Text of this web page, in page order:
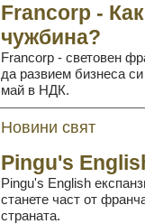
Francorp -
чужбина?
Francorp - световен
да развием бизнеса
май в НДК.
Новини свят
Pingu's
Pingu's English
станете част от
страната.